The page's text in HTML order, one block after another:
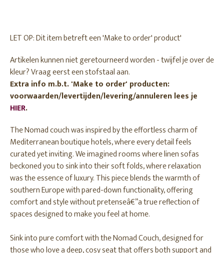
LET OP: Dit item betreft een 'Make to order' product'
Artikelen kunnen niet geretourneerd worden - twijfel je over de
kleur? Vraag eerst een stofstaal aan.
Extra info m.b.t. 'Make to order' producten:
voorwaarden/levertijden/levering/annuleren lees je
HIER.
The Nomad couch was inspired by the effortless charm of
Mediterranean boutique hotels, where every detail feels
curated yet inviting. We imagined rooms where linen sofas
beckoned you to sink into their soft folds, where relaxation
was the essence of luxury. This piece blends the warmth of
southern Europe with pared-down functionality, offering
comfort and style without pretenseâ€”a true reflection of
spaces designed to make you feel at home.
Sink into pure comfort with the Nomad Couch, designed for
those who love a deep, cosy seat that offers both support and